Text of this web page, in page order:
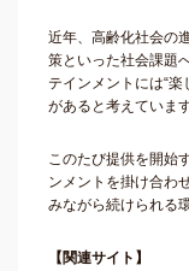
近年、高齢化社会の
策といった社会課題
テインメントには“
があると考えています
このたび提供を開始
ンメントを掛け合わ
みながら続けられる
【関連サイト】